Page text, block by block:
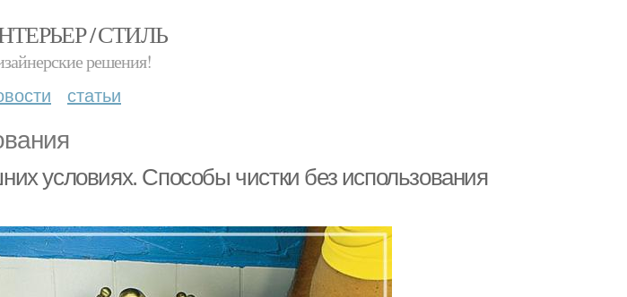
/ СТИЛЬ
решения!
статьи
условиях. Способы чистки без использования